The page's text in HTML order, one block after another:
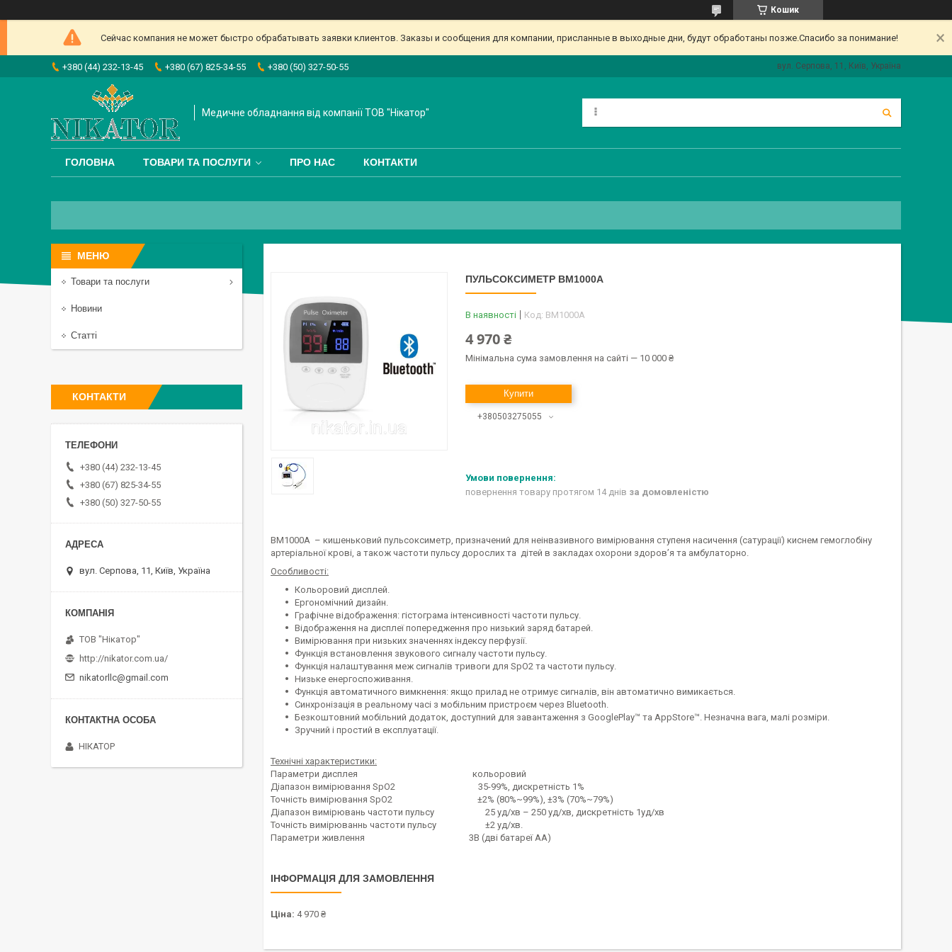
Кошик
Сейчас компания не может быстро обрабатывать заявки клиентов. Заказы и сообщения для компании, присланные в выходные дни, будут обработаны позже.Спасибо за понимание!
+380 (44) 232-13-45 +380 (67) 825-34-55 +380 (50) 327-50-55 вул. Серпова, 11, Київ, Україна
Медичне обладнання від компанії ТОВ "Нікатор"
ГОЛОВНА ТОВАРИ ТА ПОСЛУГИ ПРО НАС КОНТАКТИ
ПУЛЬСОКСИМЕТР BM1000А
В наявності Код: BM1000А
4 970 ₴
Мінімальна сума замовлення на сайті — 10 000 ₴
Купити
+380503275055
повернення товару протягом 14 днів за домовленістю
BM1000А – кишеньковий пульсоксиметр, призначений для неінвазивного вимірювання ступеня насичення (сатурації) киснем гемоглобіну
артеріальної крові, а також частоти пульсу дорослих та дітей в закладах охорони здоров’я та амбулаторно.
Особливості:
Кольоровий дисплей.
Ергономічний дизайн.
Графічне відображення: гістограма інтенсивності частоти пульсу.
Відображення на дисплеї попередження про низький заряд батарей.
Вимірювання при низьких значеннях індексу перфузії.
Функція встановлення звукового сигналу частоти пульсу.
Функція налаштування меж сигналів тривоги для SpO2 та частоти пульсу.
Низьке енергоспоживання.
Функція автоматичного вимкнення: якщо прилад не отримує сигналів, він автоматично вимикається.
Синхронізація в реальному часі з мобільним пристроєм через Bluetooth.
Безкоштовний мобільний додаток, доступний для завантаження з GooglePlay™ та AppStore™. Незначна вага, малі розміри.
Зручний і простий в експлуатації.
Технічні характеристики:
Параметри дисплея кольоровий
Діапазон вимірювання SpO2 35-99%, дискретність 1%
Точність вимірювання SpO2 ±2% (80%~99%), ±3% (70%~79%)
Діапазон вимірювань частоти пульсу 25 уд/хв – 250 уд/хв, дискретність 1уд/хв
Точність вимірюваннь частоти пульсу ±2 уд/хв.
Параметри живлення 3В (дві батареї АА)
ІНФОРМАЦІЯ ДЛЯ ЗАМОВЛЕННЯ
Ціна: 4 970 ₴
Товари та послуги
Новини
Статті
КОНТАКТИ
+380 (44) 232-13-45
+380 (67) 825-34-55
+380 (50) 327-50-55
вул. Серпова, 11, Київ, Україна
ТОВ "Нікатор"
http://nikator.com.ua/
nikatorllc@gmail.com
НІКАТОР